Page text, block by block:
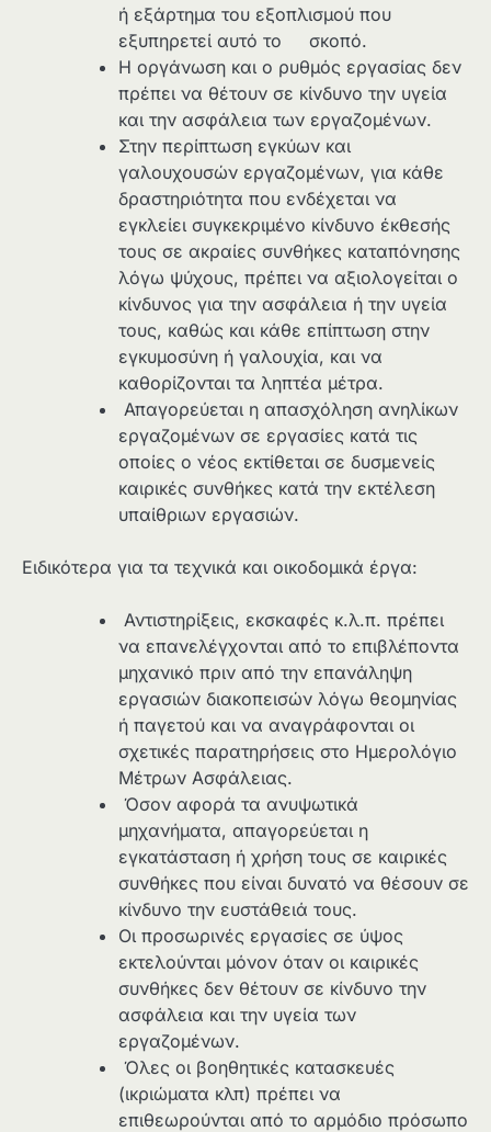
ή εξάρτημα του εξοπλισμού που
εξυπηρετεί αυτό το σκοπό.
Η οργάνωση και ο ρυθμός εργασίας δεν
πρέπει να θέτουν σε κίνδυνο την υγεία
και την ασφάλεια των εργαζομένων.
Στην περίπτωση εγκύων και
γαλουχουσών εργαζομένων, για κάθε
δραστηριότητα που ενδέχεται να
εγκλείει συγκεκριμένο κίνδυνο έκθεσής
τους σε ακραίες συνθήκες καταπόνησης
λόγω ψύχους, πρέπει να αξιολογείται ο
κίνδυνος για την ασφάλεια ή την υγεία
τους, καθώς και κάθε επίπτωση στην
εγκυμοσύνη ή γαλουχία, και να
καθορίζονται τα ληπτέα μέτρα.
Απαγορεύεται η απασχόληση ανηλίκων
εργαζομένων σε εργασίες κατά τις
οποίες ο νέος εκτίθεται σε δυσμενείς
καιρικές συνθήκες κατά την εκτέλεση
υπαίθριων εργασιών.
Ειδικότερα για τα τεχνικά και οικοδομικά έργα:
Αντιστηρίξεις, εκσκαφές κ.λ.π. πρέπει
να επανελέγχονται από το επιβλέποντα
μηχανικό πριν από την επανάληψη
εργασιών διακοπεισών λόγω θεομηνίας
ή παγετού και να αναγράφονται οι
σχετικές παρατηρήσεις στο Ημερολόγιο
Μέτρων Ασφάλειας.
Όσον αφορά τα ανυψωτικά
μηχανήματα, απαγορεύεται η
εγκατάσταση ή χρήση τους σε καιρικές
συνθήκες που είναι δυνατό να θέσουν σε
κίνδυνο την ευστάθειά τους.
Οι προσωρινές εργασίες σε ύψος
εκτελούνται μόνον όταν οι καιρικές
συνθήκες δεν θέτουν σε κίνδυνο την
ασφάλεια και την υγεία των
εργαζομένων.
Όλες οι βοηθητικές κατασκευές
(ικριώματα κλπ) πρέπει να
επιθεωρούνται από το αρμόδιο πρόσωπο